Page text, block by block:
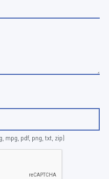
mpg, pdf, png, txt, zip)